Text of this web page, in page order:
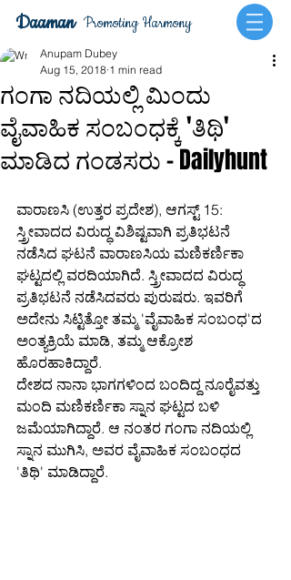
Promoting Harmony
Daaman
ಗಂಗಾ ನದಿಯಲ್ಲಿ ಮಿಂದು
ವೈವಾಹಿಕ ಸಂಬಂಧಕ್ಕೆ 'ತಿಥಿ'
ಮಾಡಿದ ಗಂಡಸರು - Dailyhunt
Anupam Dubey
Aug 15, 2018 1 min read
ವಾರಾಣಸಿ (ಉತ್ತರ ಪ್ರದೇಶ), ಆಗಸ್ಟ್ 15:
ಸ್ತ್ರೀವಾದದ ವಿರುದ್ಧ ವಿಶಿಷ್ಟವಾಗಿ ಪ್ರತಿಭಟನೆ
ನಡೆಸಿದ ಘಟನೆ ವಾರಾಣಸಿಯ ಮಣಿಕರ್ಣಿಕಾ
ಘಟ್ಟದಲ್ಲಿ ವರದಿಯಾಗಿದೆ. ಸ್ತ್ರೀವಾದದ ವಿರುದ್ಧ
ಪ್ರತಿಭಟನೆ ನಡೆಸಿದವರು ಪುರುಷರು. ಇವರಿಗೆ
ಅದೇನು ಸಿಟ್ಟಿತ್ತೋ ತಮ್ಮ 'ವೈವಾಹಿಕ ಸಂಬಂಧ'ದ
ಅಂತ್ಯಕ್ರಿಯೆ ಮಾಡಿ, ತಮ್ಮ ಆಕ್ರೋಶ
ಹೊರಹಾಕಿದ್ದಾರೆ.
ದೇಶದ ನಾನಾ ಭಾಗಗಳಿಂದ ಬಂದಿದ್ದ ನೂರೈವತ್ತು
ಮಂದಿ ಮಣಿಕರ್ಣಿಕಾ ಸ್ನಾನ ಘಟ್ಟದ ಬಳಿ
ಜಮೆಯಾಗಿದ್ದಾರೆ. ಆ ನಂತರ ಗಂಗಾ ನದಿಯಲ್ಲಿ
ಸ್ನಾನ ಮುಗಿಸಿ, ಅವರ ವೈವಾಹಿಕ ಸಂಬಂಧದ
'ತಿಥಿ' ಮಾಡಿದ್ದಾರೆ.